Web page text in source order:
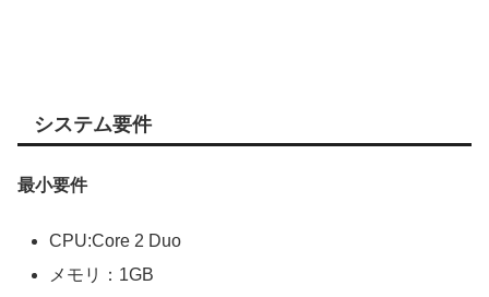
システム要件
最小要件
CPU:Core 2 Duo
メモリ：1GB